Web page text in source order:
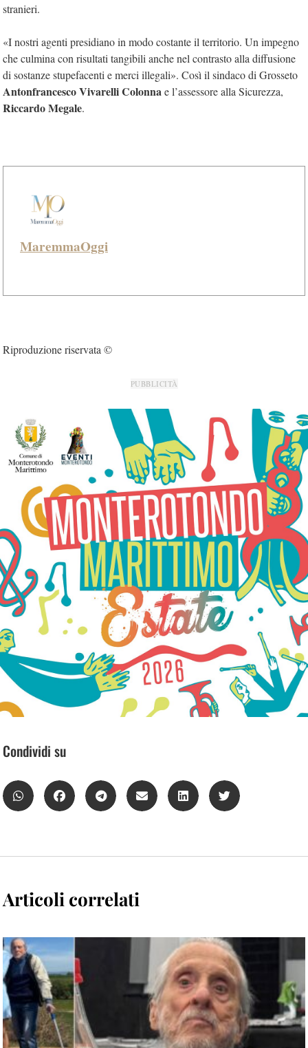
stranieri.
«I nostri agenti presidiano in modo costante il territorio. Un impegno
che culmina con risultati tangibili anche nel contrasto alla diffusione
di sostanze stupefacenti e merci illegali». Così il sindaco di Grosseto
Antonfrancesco Vivarelli Colonnae l’assessore alla Sicurezza,
Riccardo Megale.
MaremmaOggi
Riproduzione riservata ©
PUBBLICITÀ
Condividi su
Articoli correlati